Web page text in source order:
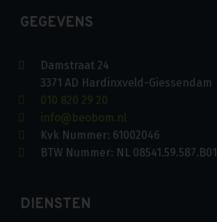
GEGEVENS
Damstraat 24
3371 AD Hardinxveld-Giessendam
010 820 29 20
info@beobom.nl
Kvk Nummer: 61002046
BTW Nummer: NL 08541.59.587.B01
DIENSTEN